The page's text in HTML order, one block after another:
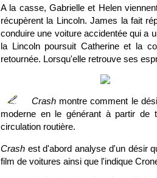
A la casse, Gabrielle et Helen
récupèrent la Lincoln. James la fait
conduire une voiture accidentée qui a
la Lincoln poursuit Catherine et la
retournée. Lorsqu'elle retrouve ses
Crashmontre comment le
moderne en le générant à partir
circulation routière.
Crash est d'abord analyse d'un désir
film de voitures ainsi que l'indique